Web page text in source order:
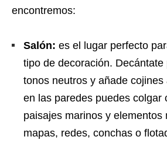
encontremos:
Salón: es el lugar perfecto
tipo de decoración. Decántate
tonos neutros y añade cojines
en las paredes puedes colgar
paisajes marinos y elementos
mapas, redes, conchas o